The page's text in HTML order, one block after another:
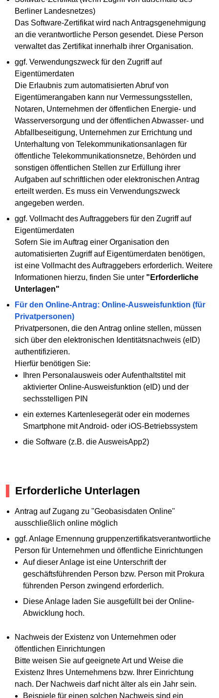
Berliner Landesnetzes)
Das Software-Zertifikat wird nach Antragsgenehmigung
an die verantwortliche Person gesendet. Diese Person
verwaltet das Zertifikat innerhalb ihrer Organisation.
ggf. Verwendungszweck für den Zugriff auf
Eigentümerdaten
Die Erlaubnis zum automatisierten Abruf von
Eigentümerangaben kann nur Vermessungsstellen,
Notaren, Unternehmen der öffentlichen Energie- und
Wasserversorgung und der öffentlichen Abwasser- und
Abfallbeseitigung, Unternehmen zur Errichtung und
Unterhaltung von Telekommunikationsanlagen für
öffentliche Telekommunikationsnetze, Behörden und
sonstigen öffentlichen Stellen zur Erfüllung ihrer
Aufgaben auf schriftlichen oder elektronischen Antrag
erteilt werden. Es muss ein Verwendungszweck
angegeben werden.
ggf. Vollmacht des Auftraggebers für den Zugriff auf
Eigentümerdaten
Sofern Sie im Auftrag einer Organisation den
automatisierten Zugriff auf Eigentümerdaten benötigen,
ist eine Vollmacht des Auftraggebers erforderlich. Weitere
Informationen hierzu, finden Sie unter "Erforderliche
Unterlagen"
Für den Online-Antrag: Online-Ausweisfunktion (für
Privatpersonen)
Privatpersonen, die den Antrag online stellen, müssen
sich über den elektronischen Identitätsnachweis (eID)
authentifizieren.
Hierfür benötigen Sie:
Ihren Personalausweis oder Aufenthaltstitel mit
aktivierter Online-Ausweisfunktion (eID) und der
sechsstelligen PIN
ein externes Kartenlesegerät oder ein modernes
Smartphone mit Android- oder iOS-Betriebssystem
die Software (z.B. die AusweisApp2)
Erforderliche Unterlagen
Antrag auf Zugang zu "Geobasisdaten Online"
ausschließlich online möglich
ggf. Anlage Ernennung gruppenzertifikatsverantwortliche
Person für Unternehmen und öffentliche Einrichtungen
Auf dieser Anlage ist eine Unterschrift der
geschäftsführenden Person bzw. Person mit Prokura
führenden Person zwingend erforderlich.
Diese Anlage laden Sie ausgefüllt bei der Online-
Abwicklung hoch.
Nachweis der Existenz von Unternehmen oder
öffentlichen Einrichtungen
Bitte weisen Sie auf geeignete Art und Weise die
Existenz Ihres Unternehmens bzw. Ihrer Einrichtung
nach. Der Nachweis darf nicht älter als ein Jahr sein.
Beispiele für einen solchen Nachweis sind ein